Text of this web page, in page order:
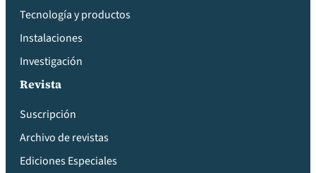
Tecnología y productos
Instalaciones
Investigación
Revista
Suscripción
Archivo de revistas
Ediciones Especiales